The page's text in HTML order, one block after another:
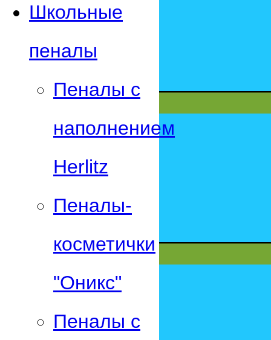
Школьные
пеналы
Пеналы с
наполнением
Herlitz
Пеналы-
косметички
"Оникс"
Пеналы с